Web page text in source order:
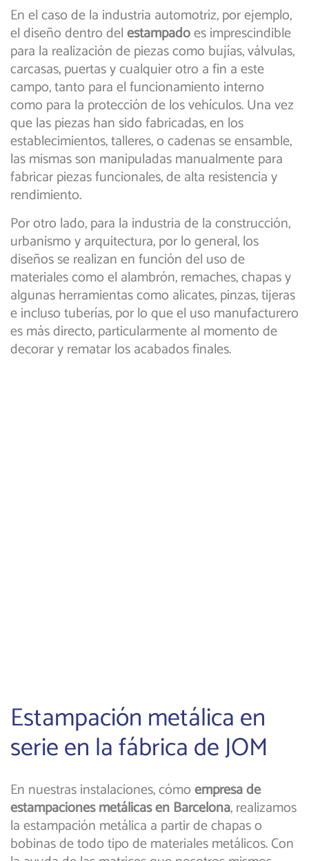
En el caso de la industria automotriz, por ejemplo,
el diseño dentro delestampadoes imprescindible
para la realización de piezas como bujías, válvulas,
carcasas, puertas y cualquier otro a fin a este
campo, tanto para el funcionamiento interno
como para la protección de los vehículos. Una vez
que las piezas han sido fabricadas, en los
establecimientos, talleres, o cadenas se ensamble,
las mismas son manipuladas manualmente para
fabricar piezas funcionales, de alta resistencia y
rendimiento.
Por otro lado, para la industria de la construcción,
urbanismo y arquitectura, por lo general, los
diseños se realizan en función del uso de
materiales como el alambrón, remaches, chapas y
algunas herramientas como alicates, pinzas, tijeras
e incluso tuberías, por lo que el uso manufacturero
es más directo, particularmente al momento de
decorar y rematar los acabados finales.
Estampación metálica en
serie en la fábrica de JOM
En nuestras instalaciones, cómoempresa de
estampaciones metálicas en Barcelona, realizamos
la estampación metálica a partir de chapas o
bobinas de todo tipo de materiales metálicos. Con